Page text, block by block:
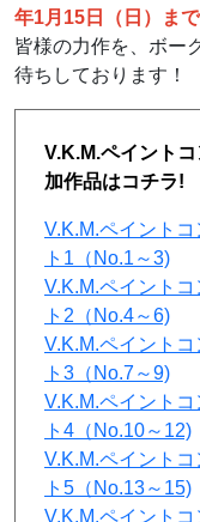
年1月15日（日）まで
皆様の力作を、ボー
待ちしております！
V.K.M.ペイント
加作品はコチラ!
V.K.M.ペイント
ト1（No.1～3)
V.K.M.ペイント
ト2（No.4～6)
V.K.M.ペイント
ト3（No.7～9)
V.K.M.ペイント
ト4（No.10～12)
V.K.M.ペイント
ト5（No.13～15)
V.K.M.ペイント